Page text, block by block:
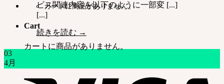
カートに商品がありません。
Cart
カートに商品がありません。
ビス関連内容を以下のように一部変 [...]
[...]
続きを読む →
03
4月